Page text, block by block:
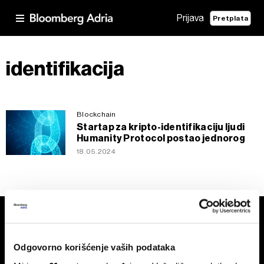
Odgovorno korišćenje vaših podataka
Prijava Pretplata
identifikacija
Blockchain
Startap za kripto-identifikaciju ljudi
Humanity Protocol postao jednorog
18.05.2024